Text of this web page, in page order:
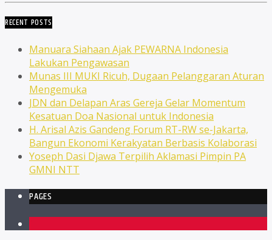
RECENT POSTS
Manuara Siahaan Ajak PEWARNA Indonesia
Lakukan Pengawasan
Munas III MUKI Ricuh, Dugaan Pelanggaran Aturan
Mengemuka
JDN dan Delapan Aras Gereja Gelar Momentum
Kesatuan Doa Nasional untuk Indonesia
H. Arisal Azis Gandeng Forum RT-RW se-Jakarta,
Bangun Ekonomi Kerakyatan Berbasis Kolaborasi
Yoseph Dasi Djawa Terpilih Aklamasi Pimpin PA
GMNI NTT
PAGES